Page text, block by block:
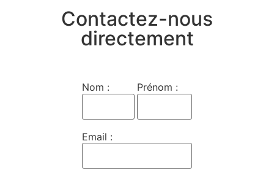
Contactez-nous
directement
Nom : Prénom :
Email :